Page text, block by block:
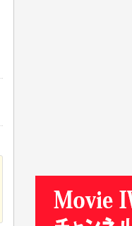
マシオン恵美香 様
平野智生 様